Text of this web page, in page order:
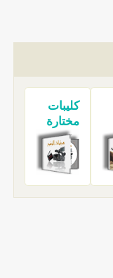
كليبات
مختارة